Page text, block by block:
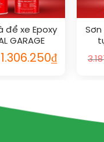
để xe Epoxy
GARAGE
SL 1011
1.306.250₫
Sơn